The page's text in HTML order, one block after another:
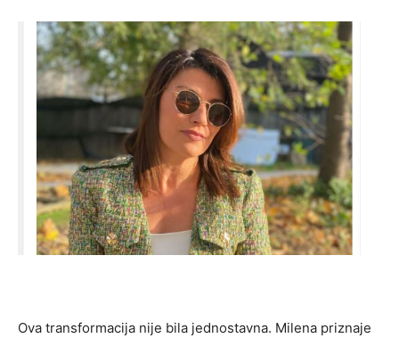
Ova transformacija nije bila jednostavna. Milena priznaje